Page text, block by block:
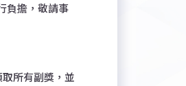
負擔，敬請事
所有副獎，並